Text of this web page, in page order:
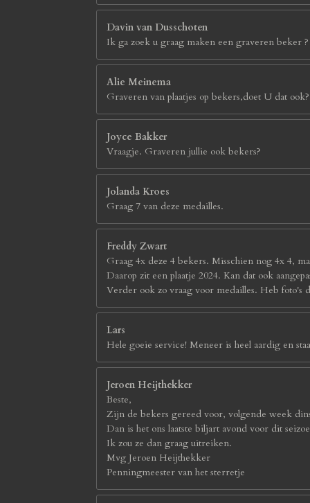
Davin van Dusschoten
Ik ga zoek u graag maken een graveren beker ?
Alie Meinema
Graveren van plaatjes op bekers,doet U dat ook?
Joyce Bakker
Vraagje. Graveren jullie ook bekers?
Jolanda Kroes
Graag 7 van deze medailles.
Freddy Zwart
Graag 4x deze 4 bekers. Misschien nog 4x 4,
Daarop zit een plaatje 2024. Kan dat ook
Verder ook zo vraag voor medailles. Heb foto's
Lars
Hele goeie service! Meneer is heel aardig en
Jeroen Heijthekker
Beste,
Zijn de bekers gereed voor, volgende week
Dan is het ons laatste biljart avond voor dit
Ik zou ze dan graag uitreiken.
Mvg Jeroen Heijthekker
Penningmeester van het sterretje